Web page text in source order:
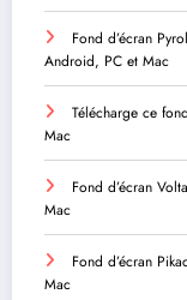
Fond d’écran
Android, PC et Mac
Télécharge ce
Mac
Fond d’écran
Mac
Fond d’écran
Mac